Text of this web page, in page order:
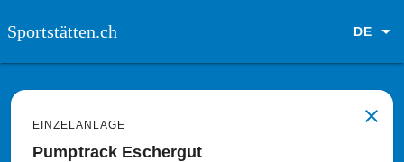
Sportstätten.ch DE
close
EINZELANLAGE
Pumptrack Eschergut